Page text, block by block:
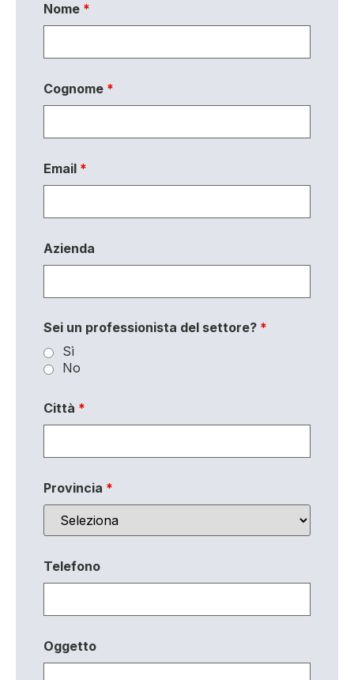
Nome *
Cognome *
Email *
Azienda
Sei un professionista del settore? *
Sì
No
Città *
Provincia *
Telefono
Oggetto